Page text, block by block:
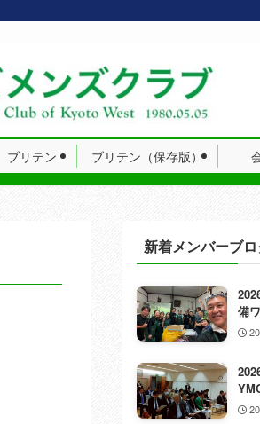
ブリテン ブリテン（保存版）
新着メンバーブ
備